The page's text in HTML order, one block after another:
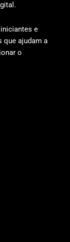
e
que ajudam a
o